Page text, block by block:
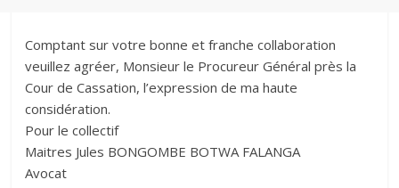
Comptant sur votre bonne et franche collaboration
veuillez agréer, Monsieur le Procureur Général près la
Cour de Cassation, l’expression de ma haute
considération.
Pour le collectif
Maitres Jules BONGOMBE BOTWA FALANGA
Avocat